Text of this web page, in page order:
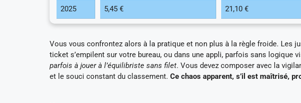
2025 5,45 € 21,10 €
Vous vous confrontez alors à la pratique et non plus à la règle froide. Les
ticket s’empilent sur votre bureau, ou dans une appli, parfois sans logique
parfois à jouer à l’équilibriste sans filet. Vous devez composer avec la
et le souci constant du classement. Ce chaos apparent, s’il est maîtrisé,